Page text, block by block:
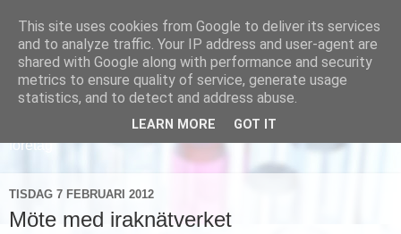
Läs om hur vi marknadsför svensk sjukvård och svenska
företag
TISDAG 7 FEBRUARI 2012
Möte med iraknätverket
This site uses cookies from Google to deliver its services
and to analyze traffic. Your IP address and user-agent are
shared with Google along with performance and security
metrics to ensure quality of service, generate usage
statistics, and to detect and address abuse.
LEARN MORE GOT IT